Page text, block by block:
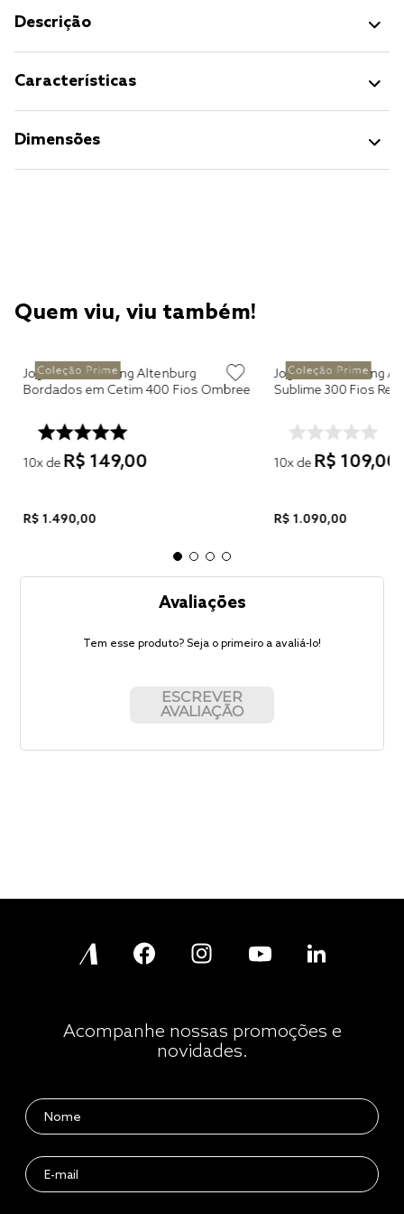
Descrição
Características
Dimensões
Quem viu, viu também!
Jogo de Cama King Altenburg
Bordados em Cetim 400 Fios Ombree
10x de R$ 149,00
R$ 1.490,00
Jogo de Cama King
Sublime 300 Fios
10x de R$ 109,00
R$ 1.090,00
Avaliações
Tem esse produto? Seja o primeiro a avaliá-lo!
ESCREVER
AVALIAÇÃO
Acompanhe nossas promoções e
novidades.